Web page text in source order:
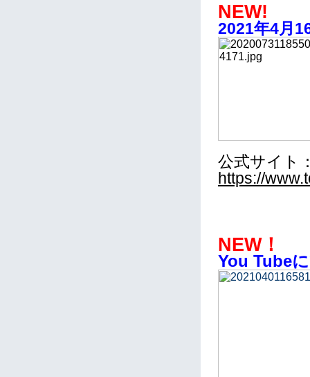
NEW!
2021年4月
公式サイト
https://
NEW！
You Tube